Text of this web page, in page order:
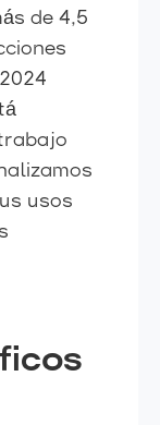
de 4,5
usos